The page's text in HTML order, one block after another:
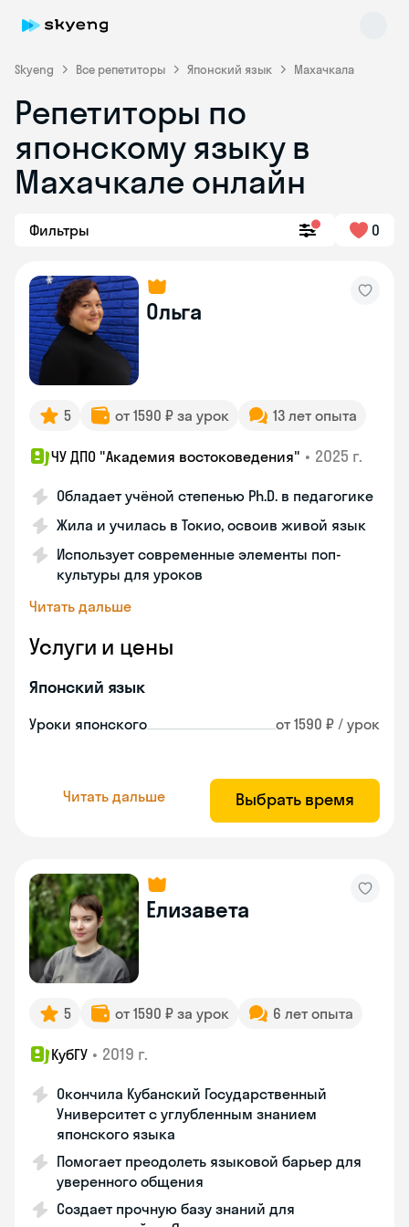
Skyeng Все репетиторы Японский язык Махачкала
Репетиторы по
японскому языку в
Махачкале онлайн
Фильтры 0
Ольга
5 от 1590 ₽ за урок 13 лет опыта
ЧУ ДПО "Академия востоковедения" • 2025 г.
Обладает учёной степенью Ph.D. в педагогике
Жила и училась в Токио, освоив живой язык
Использует современные элементы поп-
культуры для уроков
Читать дальше
Услуги и цены
Японский язык
Уроки японского от 1590 ₽ / урок
Читать дальше Выбрать время
Елизавета
5 от 1590 ₽ за урок 6 лет опыта
КубГУ • 2019 г.
Окончила Кубанский Государственный
Университет с углубленным знанием
японского языка
Помогает преодолеть языковой барьер для
уверенного общения
Создает прочную базу знаний для
Skyeng Chat